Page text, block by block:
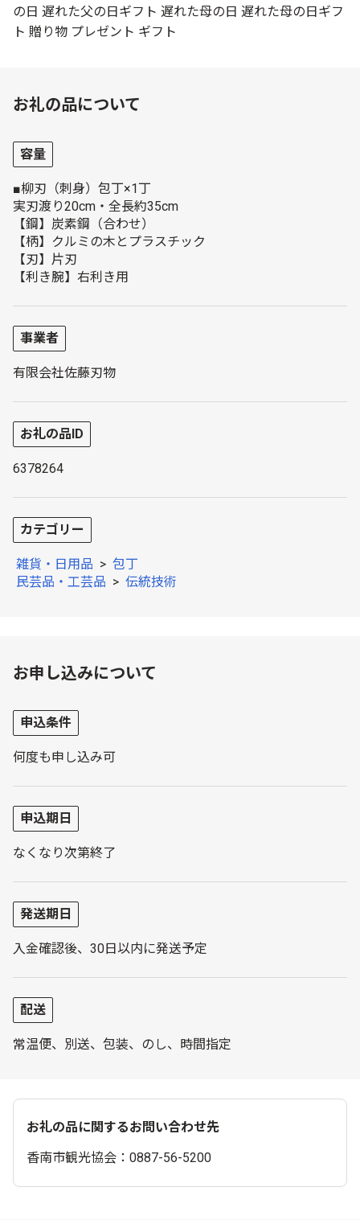
の日 遅れた父の日ギフト 遅れた母の日 遅れた母の日ギフ
ト 贈り物 プレゼント ギフト
お礼の品について
容量
■柳刃（刺身）包丁×1丁
実刃渡り20cm・全長約35cm
【鋼】炭素鋼（合わせ）
【柄】クルミの木とプラスチック
【刃】片刃
【利き腕】右利き用
事業者
有限会社佐藤刃物
お礼の品ID
6378264
カテゴリー
雑貨・日用品 > 包丁
民芸品・工芸品 > 伝統技術
お申し込みについて
申込条件
何度も申し込み可
申込期日
なくなり次第終了
発送期日
入金確認後、30日以内に発送予定
配送
常温便、別送、包装、のし、時間指定
お礼の品に関するお問い合わせ先
香南市観光協会：0887-56-5200